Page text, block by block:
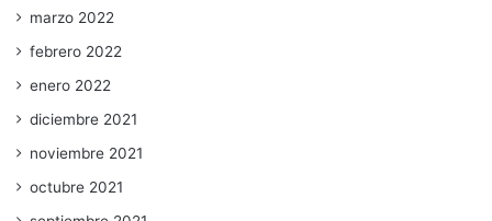
marzo 2022
febrero 2022
enero 2022
diciembre 2021
noviembre 2021
octubre 2021